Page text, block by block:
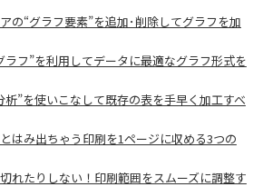
の“グラフ要素”を追加･削除してグラフを加
ラフ”を利用してデータに最適なグラフ形式を
析”を使いこなして既存の表を手早く加工すべ
はみ出ちゃう印刷を1ページに収める3つの
れたりしない！印刷範囲をスムーズに調整す